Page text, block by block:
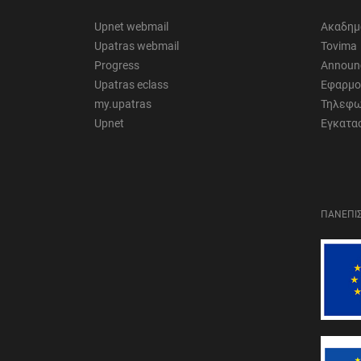
Upnet webmail
Upatras webmail
Progress
Upatras eclass
my.upatras
Upnet
Tovima